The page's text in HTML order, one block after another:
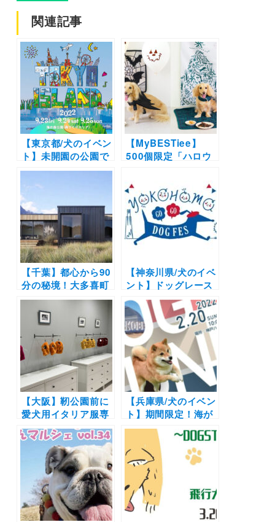
関連記事
【東京都/犬のイベン
ト】未開園の公園で
愛犬と一緒に楽しめ
る！野外音楽フェス
「トーキョー・アイ
ランド(TOKYO
ISLAND)」（海の森
公園）ペットランド
や同伴OKエリアを
豊富に用意
【MyBESTiee】
500個限定「ハロウ
スマスBOX」販売開
始！可愛い装飾品か
らわんこ用グッズま
で盛りだくさん
【千葉】都心から90
分の秘境！大多喜町
にわんこ同伴OKの
極上リゾート「THE
LAKOTAN
GLAMPING &
RESORTS」が2022
年7月1日オープン！
【神奈川県/犬のイベ
ント】ドッグレース
や愛犬同伴クルージ
ングも
「YOKOHAMA
GOGO DOG FES
2024 Autumn」
（臨港パーク）
11/2・3開催
【大阪】靭公園前に
愛犬用イタリア服専
門店「vesticane」
が12/2（木）オープ
ン！革製リードやフ
ードも販売 | 阪急百
貨店で期間限定イベ
ントも
【兵庫県/犬のイベン
ト】期間限定！海が
見えるドッグランや
週末はキッチンカー
も | 「ハーバーワン
ダーランド」（神戸
ハーバーランド高浜
岸壁）2/20～4/3開
催